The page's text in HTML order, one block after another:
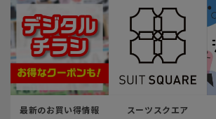
最新のお買い得情報
スーツスクエア